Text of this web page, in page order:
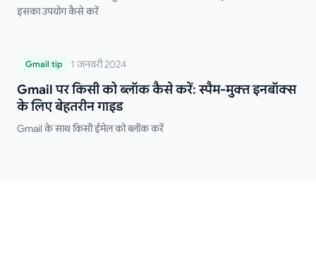
इसका उपयोग कैसे करें
Gmail पर किसी को ब्लॉक कैसे करें: स्पैम-मुक्त
इनबॉक्स के लिए बेहतरीन गाइड
Gmail tip 1 जनवरी 2024
Gmail पर किसी को ब्लॉक कैसे करें: स्पैम-मुक्त इनबॉक्स
के लिए बेहतरीन गाइड
Gmail के साथ किसी ईमेल को ब्लॉक करें